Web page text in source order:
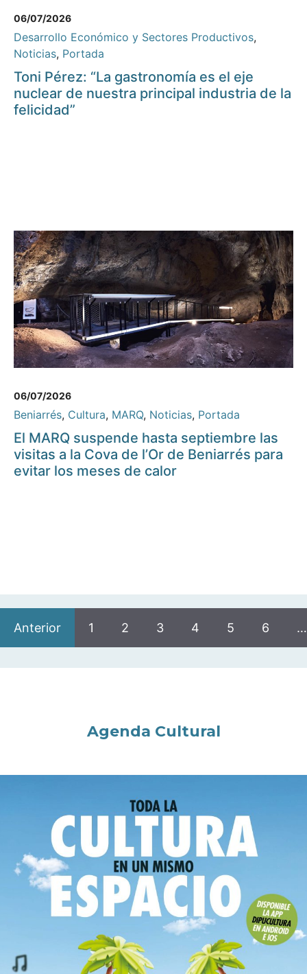
06/07/2026
Desarrollo Económico y Sectores Productivos,
Noticias, Portada
Toni Pérez: “La gastronomía es el eje
nuclear de nuestra principal industria de la
felicidad”
06/07/2026
Beniarrés, Cultura, MARQ, Noticias, Portada
El MARQ suspende hasta septiembre las
visitas a la Cova de l’Or de Beniarrés para
evitar los meses de calor
Anterior 1 2 3 4 5 6 …
Agenda Cultural